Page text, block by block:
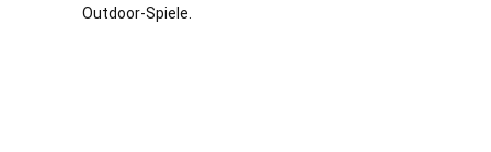
Outdoor-Spiele.